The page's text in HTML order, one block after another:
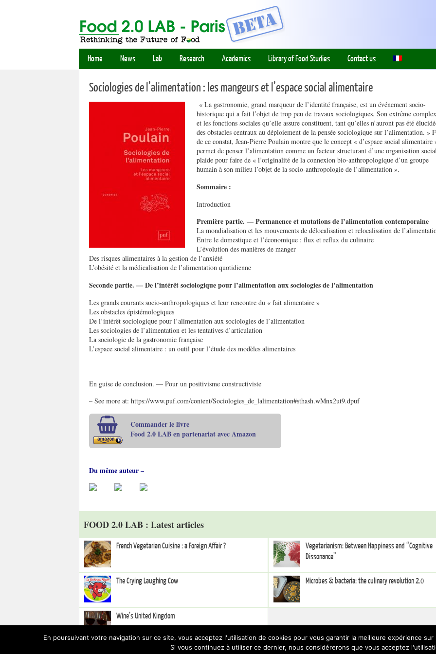
Home News Lab Research Academics Library of Food Studies Contact us
Sociologies de l’alimentation : les mangeurs et l’espace social alimentaire
« La gastronomie, grand marqueur de l’identité française, est un événement socio-
historique qui a fait l’objet de trop peu de travaux sociologiques. Son extrême
et les fonctions sociales qu’elle assure constituent, tant qu’elles n’auront pas été
des obstacles centraux au déploiement de la pensée sociologique sur l’alimentation. »
de ce constat, Jean-Pierre Poulain montre que le concept « d’espace social alimentaire
permet de penser l’alimentation comme un facteur structurant d’une organisation
plaide pour faire de « l’originalité de la connexion bio-anthropologique d’un groupe
humain à son milieu l’objet de la socio-anthropologie de l’alimentation ».
Sommaire :
Introduction
Première partie. — Permanence et mutations de l’alimentation contemporaine
La mondialisation et les mouvements de délocalisation et relocalisation de
Entre le domestique et l’économique : flux et reflux du culinaire
L’évolution des manières de manger
Des risques alimentaires à la gestion de l’anxiété
L’obésité et la médicalisation de l’alimentation quotidienne
Seconde partie. — De l’intérêt sociologique pour l’alimentation aux sociologies de l’alimentation
Les grands courants socio-anthropologiques et leur rencontre du « fait alimentaire »
Les obstacles épistémologiques
De l’intérêt sociologique pour l’alimentation aux sociologies de l’alimentation
Les sociologies de l’alimentation et les tentatives d’articulation
La sociologie de la gastronomie française
L’espace social alimentaire : un outil pour l’étude des modèles alimentaires
En guise de conclusion. — Pour un positivisme constructiviste
– See more at: https://www.puf.com/content/Sociologies_de_lalimentation#sthash.wMnx2ut9.dpuf
Commander le livre
Food 2.0 LAB en partenariat avec Amazon
Du même auteur –
FOOD 2.0 LAB : Latest articles
French Vegetarian Cuisine : a Foreign Affair ?
Vegetarianism: Between Happiness and “Cognitive
Dissonance”
The Crying Laughing Cow Microbes & bacteria: the culinary revolution 2.0
Wine’s United Kingdom
En poursuivant votre navigation sur ce site, vous acceptez l'utilisation de cookies pour vous garantir la meilleure expérience
Si vous continuez à utiliser ce dernier, nous considérerons que vous acceptez